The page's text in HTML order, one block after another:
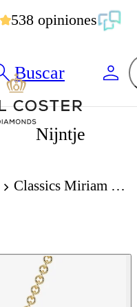
538 opiniones
Buscar
Nijntje